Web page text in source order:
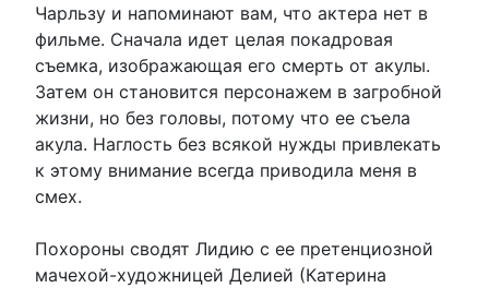
Чарльзу и напоминают вам, что актера нет в
фильме. Сначала идет целая покадровая
съемка, изображающая его смерть от акулы.
Затем он становится персонажем в загробной
жизни, но без головы, потому что ее съела
акула. Наглость без всякой нужды привлекать
к этому внимание всегда приводила меня в
смех.
Похороны сводят Лидию с ее претенциозной
мачехой-художницей Делией (Катерина